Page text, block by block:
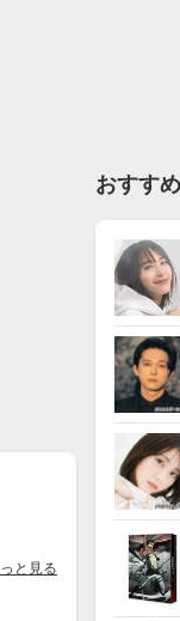
と見る
おすす